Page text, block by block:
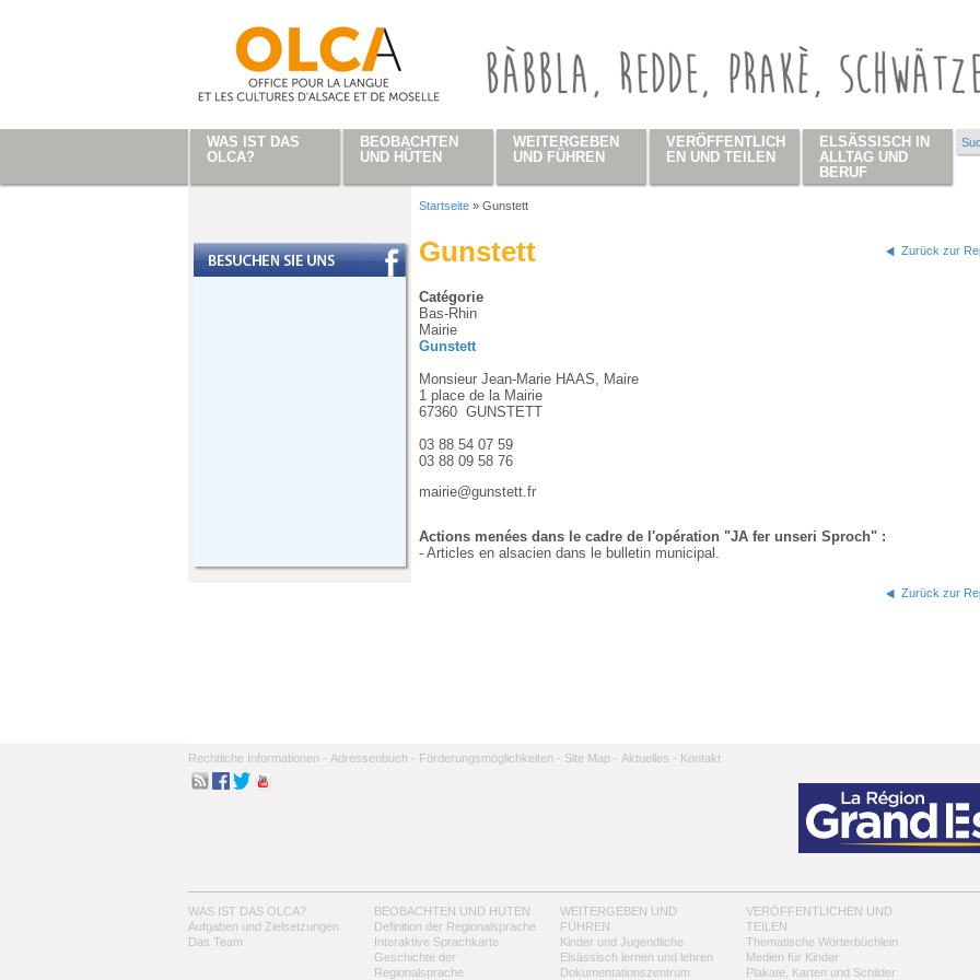
Startseite » Gunstett
Zurück zur
Gunstett
Catégorie
Bas-Rhin
Mairie
Gunstett
Monsieur Jean-Marie HAAS, Maire
1 place de la Mairie
67360 GUNSTETT
03 88 54 07 59
03 88 09 58 76
mairie@gunstett.fr
Actions menées dans le cadre de l'opération "JA fer unseri Sproch" :
- Articles en alsacien dans le bulletin municipal.
Zurück zur
Rechtliche Informationen - Adressenbuch - Förderungsmöglichkeiten - Site Map - Aktuelles - Kontakt
WAS IST DAS OLCA?
Aufgaben und Zielsetzungen
Das Team
BEOBACHTEN UND HÜTEN
Definition der Regionalsprache
Interaktive Sprachkarte
Geschichte der
Regionalsprache
WEITERGEBEN UND
FÜHREN
Kinder und Jugendliche
Elsässisch lernen und lehren
Dokumentationszentrum
VERÖFFENTLICHEN UND
TEILEN
Thematische Wörterbüchlein
Medien für Kinder
Plakate, Karten und Schilder
WAS IST DAS
OLCA?
BEOBACHTEN
UND HÜTEN
WEITERGEBEN
UND FÜHREN
VERÖFFENTLICH
EN UND TEILEN
ELSÄSSISCH IN
ALLTAG UND
BERUF